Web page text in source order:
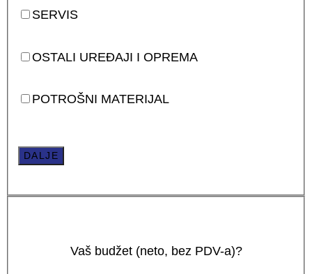
SERVIS
OSTALI UREĐAJI I OPREMA
POTROŠNI MATERIJAL
DALJE
Vaš budžet (neto, bez PDV-a)?